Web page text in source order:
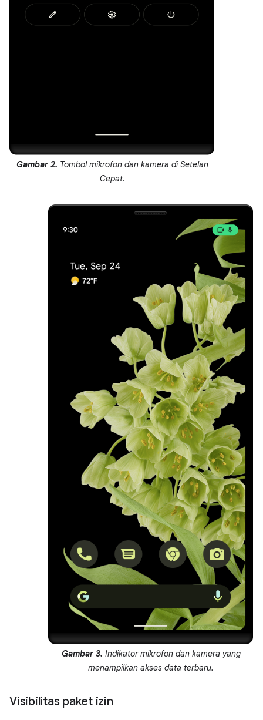
Gambar 2. Tombol mikrofon dan kamera di Setelan
Cepat.
Gambar 3. Indikator mikrofon dan kamera yang
menampilkan akses data terbaru.
Visibilitas paket izin